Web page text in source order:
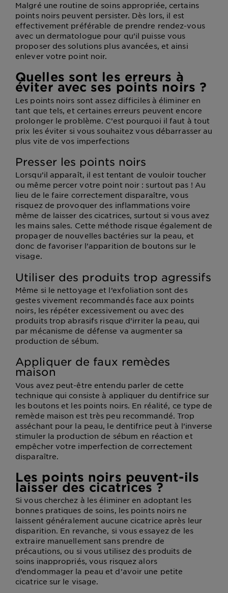
Malgré une routine de soins appropriée, certains
points noirs peuvent persister. Dès lors, il est
effectivement préférable de prendre rendez-vous
avec un dermatologue pour qu’il puisse vous
proposer des solutions plus avancées, et ainsi
enlever votre point noir.
Quelles sont les erreurs à
éviter avec ses points noirs ?
Les points noirs sont assez difficiles à éliminer en
tant que tels, et certaines erreurs peuvent encore
prolonger le problème. C’est pourquoi il faut à tout
prix les éviter si vous souhaitez vous débarrasser au
plus vite de vos imperfections
Presser les points noirs
Lorsqu’il apparaît, il est tentant de vouloir toucher
ou même percer votre point noir : surtout pas ! Au
lieu de le faire correctement disparaître, vous
risquez de provoquer des inflammations voire
même de laisser des cicatrices, surtout si vous avez
les mains sales. Cette méthode risque également de
propager de nouvelles bactéries sur la peau, et
donc de favoriser l’apparition de boutons sur le
visage.
Utiliser des produits trop agressifs
Même si le nettoyage et l’exfoliation sont des
gestes vivement recommandés face aux points
noirs, les répéter excessivement ou avec des
produits trop abrasifs risque d’irriter la peau, qui
par mécanisme de défense va augmenter sa
production de sébum.
Appliquer de faux remèdes
maison
Vous avez peut-être entendu parler de cette
technique qui consiste à appliquer du dentifrice sur
les boutons et les points noirs. En réalité, ce type de
remède maison est très peu recommandé. Trop
asséchant pour la peau, le dentifrice peut à l’inverse
stimuler la production de sébum en réaction et
empêcher votre imperfection de correctement
disparaître.
Les points noirs peuvent-ils
laisser des cicatrices ?
Si vous cherchez à les éliminer en adoptant les
bonnes pratiques de soins, les points noirs ne
laissent généralement aucune cicatrice après leur
disparition. En revanche, si vous essayez de les
extraire manuellement sans prendre de
précautions, ou si vous utilisez des produits de
soins inappropriés, vous risquez alors
d’endommager la peau et d’avoir une petite
cicatrice sur le visage.